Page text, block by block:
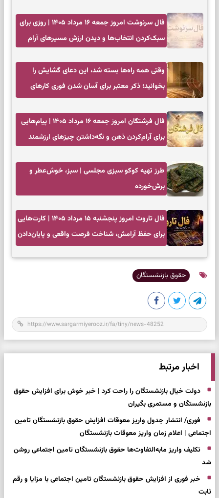
فال سرنوشت امروز جمعه ۱۶ مرداد ۱۴۰۵ | روزی برای
سبک‌کردن انتخاب‌ها و دیدن ارزش مسیرهای آرام
وقتی همه راه‌ها بسته شد، این دعای گشایش را
بخوانید؛ ذکر معتبر برای آسان شدن فوری کارهای
فال فرشتگان امروز جمعه ۱۶ مرداد ۱۴۰۵ | پیام‌هایی
برای آرام‌کردن ذهن و نگه‌داشتن چیزهای ارزشمند
طرز تهیه کوکو سبزی مجلسی | سبز، خوش‌عطر و
برش‌خورده
فال تاروت امروز پنجشنبه ۱۵ مرداد ۱۴۰۵ | کارت‌هایی
برای حفظ آرامش، شناخت فرصت واقعی و پایان‌دادن
حقوق بازنشستگان
اخبار مرتبط
دولت خیال بازنشستگان را راحت کرد | خبر خوش برای افزایش حقوق
بازنشستگان و مستمری بگیران
فوری/ انتشار جدول واریز معوقات افزایش حقوق بازنشستگان تامین
اجتماعی | اعلام زمان واریز معوقات بازنشستگان
تکلیف واریز مابه‌التفاوت‌ها حقوق بازنشستگان تامین اجتماعی روشن
شد
خبر فوری از افزایش حقوق بازنشستگان تامین اجتماعی با مزایا و رقم
ثابت